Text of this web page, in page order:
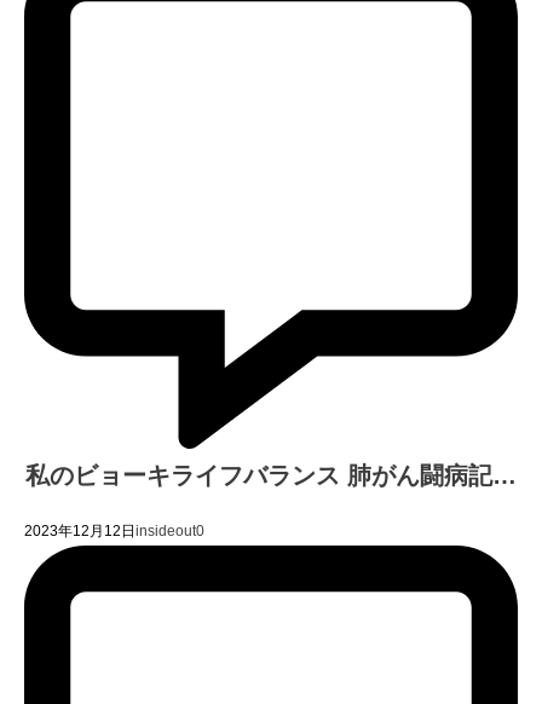
私のビョーキライフバランス 肺がん闘病記…
2023年12月12日insideout0